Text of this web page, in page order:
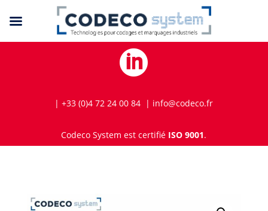

| +33 (0)4 72 24 00 84 | info@codeco.fr
Codeco System est certifié ISO 9001.